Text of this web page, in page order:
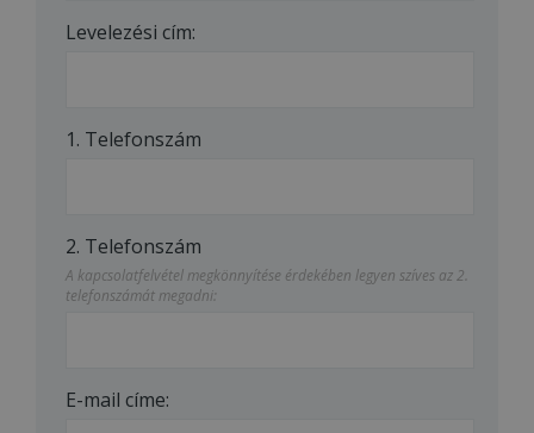
Levelezési cím:
1. Telefonszám
2. Telefonszám
A kapcsolatfelvétel megkönnyítése érdekében legyen szíves az 2.
telefonszámát megadni:
E-mail címe: